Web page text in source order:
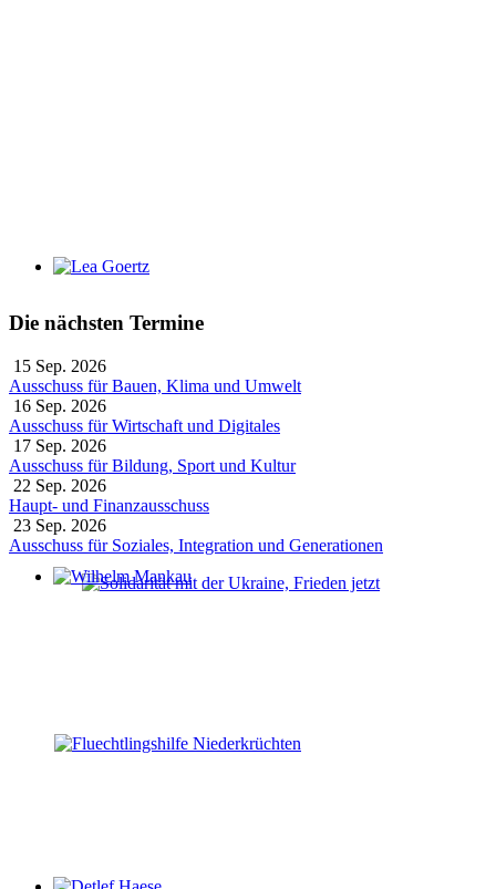
Wilhelm Mankau
Die nächsten Termine
15 Sep. 2026
Ausschuss für Bauen, Klima und Umwelt
16 Sep. 2026
Ausschuss für Wirtschaft und Digitales
17 Sep. 2026
Ausschuss für Bildung, Sport und Kultur
22 Sep. 2026
Haupt- und Finanzausschuss
23 Sep. 2026
Ausschuss für Soziales, Integration und Generationen